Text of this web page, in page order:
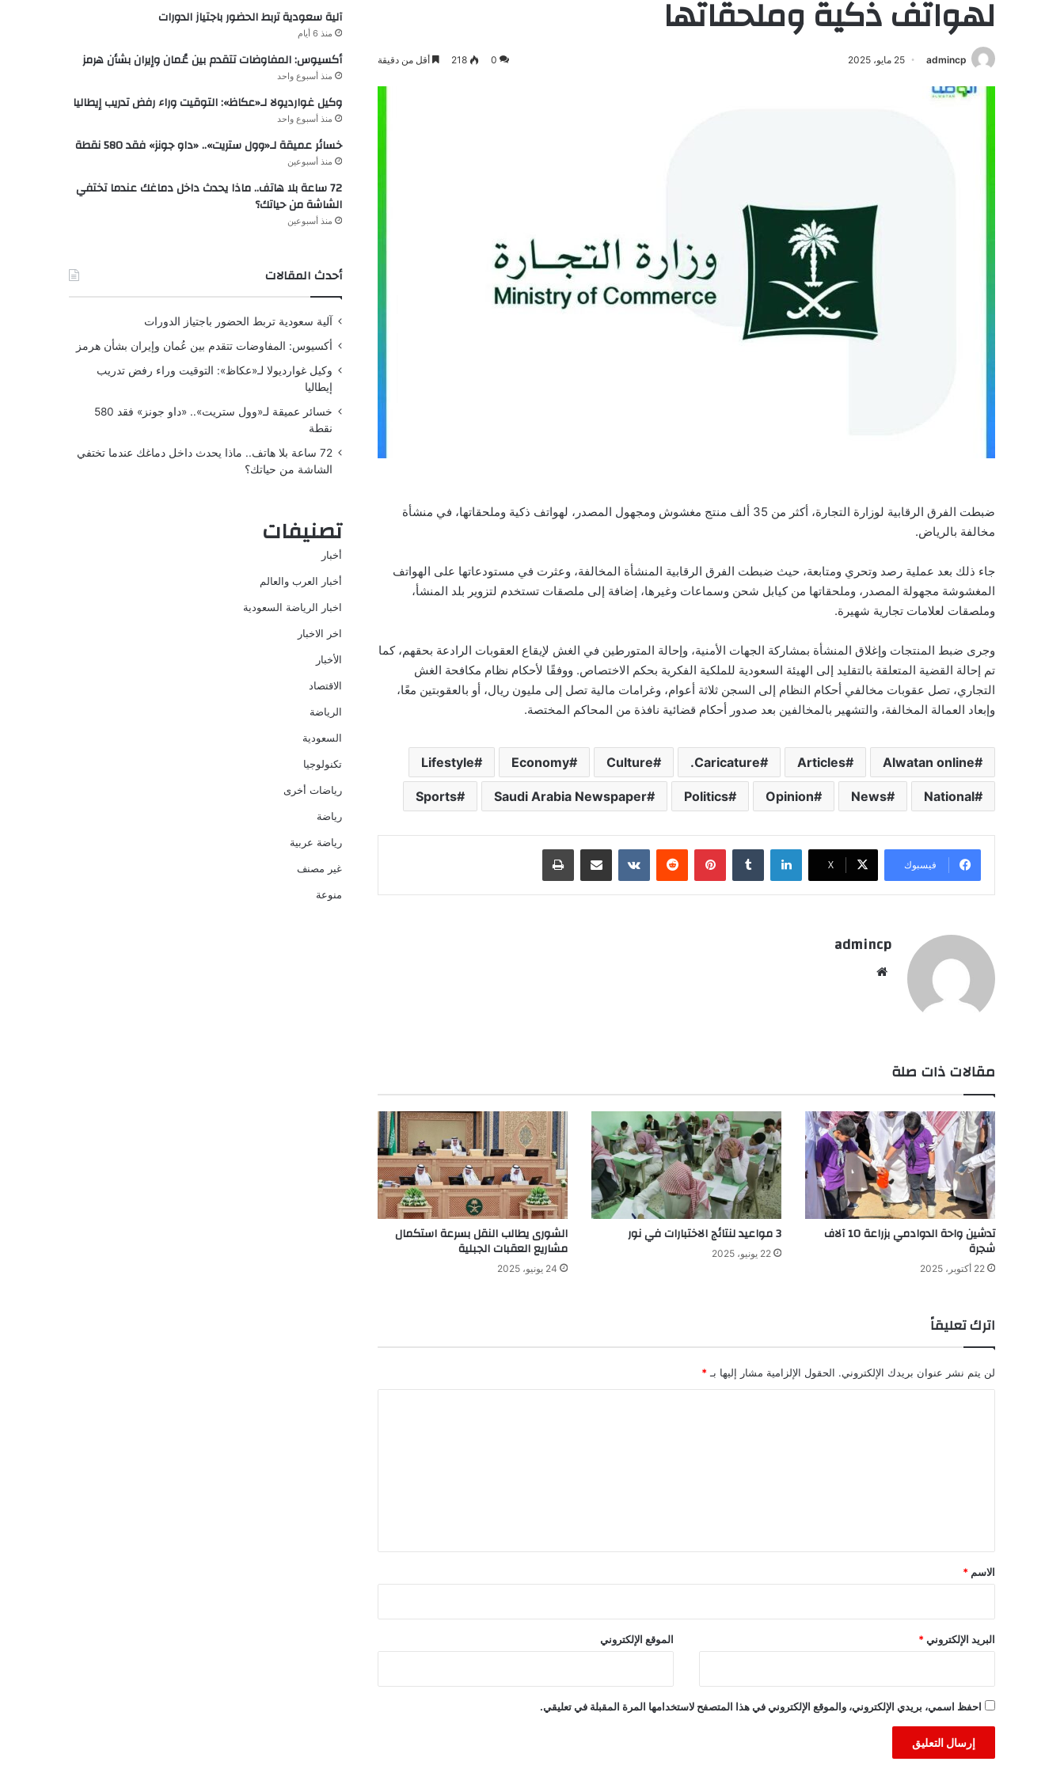
لهواتف ذكية وملحقاتها
admincp 25 مايو، 2025 0
218 أقل من دقيقة
ضبطت الفرق الرقابية لوزارة التجارة، أكثر من 35 ألف منتج مغشوش ومجهول المصدر، لهواتف ذكية وملحقاتها، في منشأة
مخالفة بالرياض.
جاء ذلك بعد عملية رصد وتحري ومتابعة، حيث ضبطت الفرق الرقابية المنشأة المخالفة، وعثرت في مستودعاتها على الهواتف
المغشوشة مجهولة المصدر، وملحقاتها من كيابل شحن وسماعات وغيرها، إضافة إلى ملصقات تستخدم لتزوير بلد المنشأ،
وملصقات لعلامات تجارية شهيرة.
وجرى ضبط المنتجات وإغلاق المنشأة بمشاركة الجهات الأمنية، وإحالة المتورطين في الغش لإيقاع العقوبات الرادعة بحقهم، كما
تم إحالة القضية المتعلقة بالتقليد إلى الهيئة السعودية للملكية الفكرية بحكم الاختصاص. ووفقًا لأحكام نظام مكافحة الغش
التجاري، تصل عقوبات مخالفي أحكام النظام إلى السجن ثلاثة أعوام، وغرامات مالية تصل إلى مليون ريال، أو بالعقوبتين معًا،
وإبعاد العمالة المخالفة، والتشهير بالمخالفين بعد صدور أحكام قضائية نافذة من المحاكم المختصة.
Alwatan online
Articles
Caricature.
Culture
Economy
Lifestyle
National
News
Opinion
Politics
Saudi Arabia Newspaper
Sports
فيسبوك ‫X
لينكدإن بينتيريست
admincp
مقالات ذات صلة
تدشين واحة الدوادمي بزراعة 10 آلاف
شجرة
22 أكتوبر، 2025
3 مواعيد لنتائج الاختبارات في نور
22 يونيو، 2025
الشورى يطالب النقل بسرعة استكمال
مشاريع العقبات الجبلية
24 يونيو، 2025
اترك تعليقاً
لن يتم نشر عنوان بريدك الإلكتروني. الحقول الإلزامية مشار إليها بـ *
*
الاسم *
البريد الإلكتروني * الموقع الإلكتروني
احفظ اسمي، بريدي الإلكتروني، والموقع الإلكتروني في هذا المتصفح لاستخدامها المرة المقبلة في تعليقي.
آلية سعودية تربط الحضور باجتياز الدورات
منذ 6 أيام
أكسيوس: المفاوضات تتقدم بين عُمان وإيران بشأن هرمز
منذ أسبوع واحد
وكيل غوارديولا لـ«عكاظ»: التوقيت وراء رفض تدريب إيطاليا
منذ أسبوع واحد
خسائر عميقة لـ«وول ستريت».. «داو جونز» فقد 580 نقطة
منذ أسبوعين
72 ساعة بلا هاتف.. ماذا يحدث داخل دماغك عندما تختفي
الشاشة من حياتك؟
منذ أسبوعين
أحدث المقالات
آلية سعودية تربط الحضور باجتياز الدورات
أكسيوس: المفاوضات تتقدم بين عُمان وإيران بشأن هرمز
وكيل غوارديولا لـ«عكاظ»: التوقيت وراء رفض تدريب
إيطاليا
خسائر عميقة لـ«وول ستريت».. «داو جونز» فقد 580
نقطة
72 ساعة بلا هاتف.. ماذا يحدث داخل دماغك عندما تختفي
الشاشة من حياتك؟
تصنيفات
أخبار
أخبار العرب والعالم
اخبار الرياضة السعودية
اخر الاخبار
الأخبار
الاقتصاد
الرياضة
السعودية
تكنولوجيا
رياضات أخرى
رياضة
رياضة عربية
غير مصنف
منوعة